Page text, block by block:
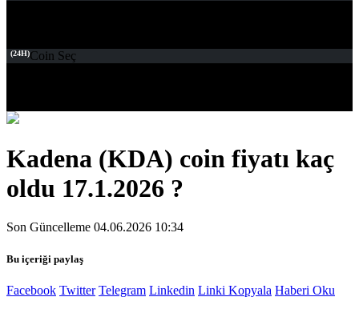
(24H)Coin Seç
Kadena (KDA) coin fiyatı kaç
oldu 17.1.2026 ?
Son Güncelleme 04.06.2026 10:34
Bu içeriği paylaş
Facebook Twitter Telegram Linkedin Linki Kopyala Haberi Oku